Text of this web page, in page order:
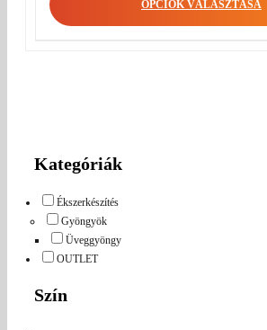
OPCIÓK VÁLASZTÁSA
Kategóriák
Ékszerkészítés
Gyöngyök
Üveggyöngy
OUTLET
Szín